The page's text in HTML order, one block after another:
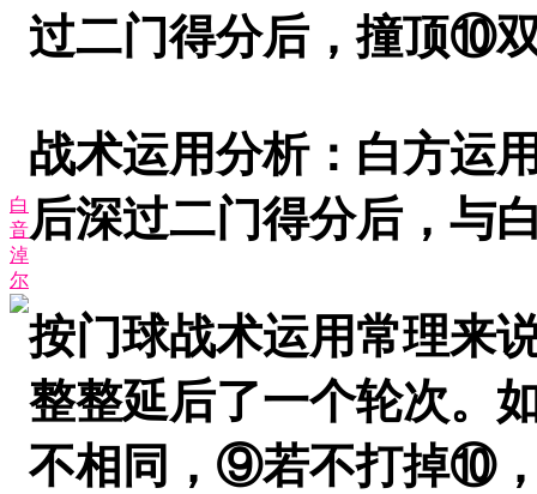
白
音
淖
尔
过二门得分后，撞顶⑩
战术运用分析：白方
后深过二门得分后，
按门球战术运用常理来
整整延后了一个轮次。
不相同，⑨若不打掉⑩，